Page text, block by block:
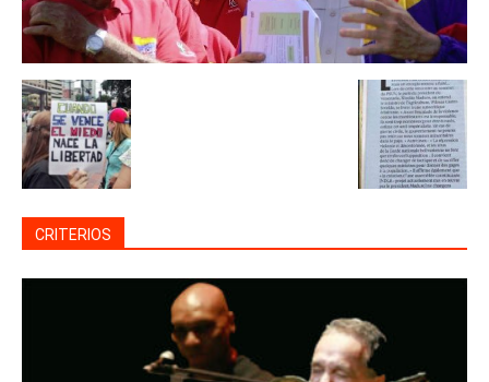
CRITERIOS